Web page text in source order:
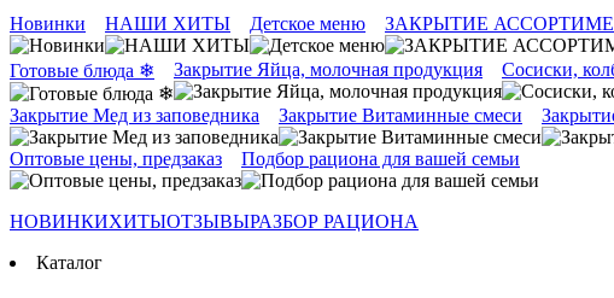
Новинки НАШИ ХИТЫ Детское меню ЗАКРЫТИЕ
Готовые блюда ❄ Закрытие Яйца, молочная продукция Сосиски,
Закрытие Мед из заповедника Закрытие Витаминные смеси
Оптовые цены, предзаказ Подбор рациона для вашей семьи
НОВИНКИХИТЫОТЗЫВЫРАЗБОР РАЦИОНА
Каталог